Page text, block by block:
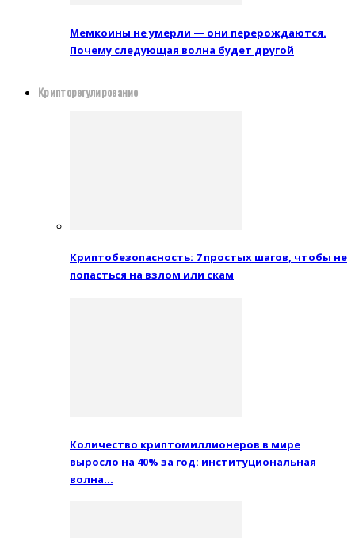
Мемкоины не умерли — они перерождаются.
Почему следующая волна будет другой
Крипторегулирование
Криптобезопасность: 7 простых шагов, чтобы не
попасться на взлом или скам
Количество криптомиллионеров в мире
выросло на 40% за год: институциональная
волна…